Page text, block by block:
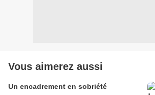
Vous aimerez aussi
Un encadrement en sobriété